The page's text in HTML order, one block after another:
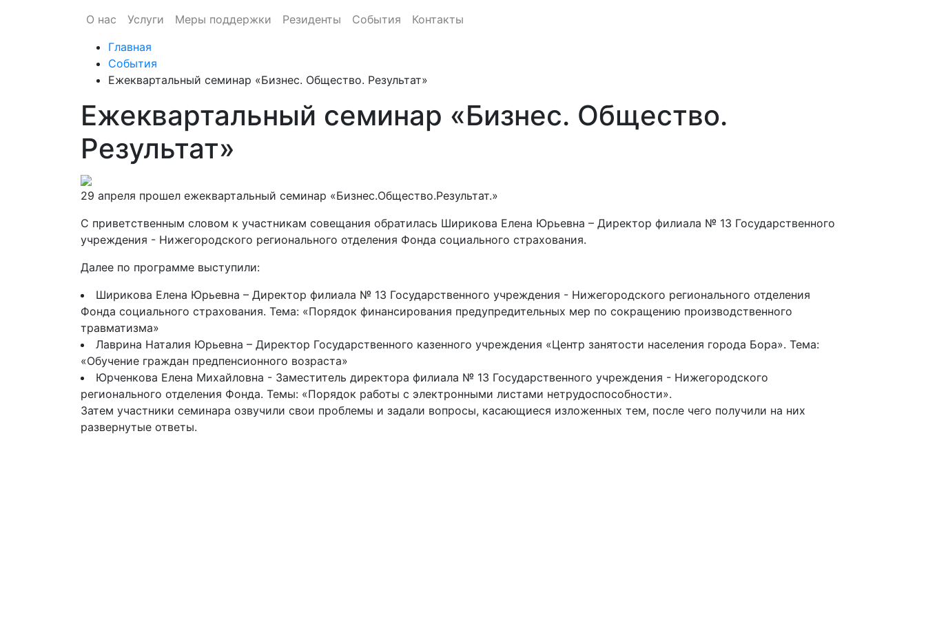
О нас Услуги Меры поддержки Резиденты События
Контакты
Главная
События
Ежеквартальный семинар «Бизнес. Общество. Результат»
Ежеквартальный семинар «Бизнес. Общество.
Результат»
29 апреля прошел ежеквартальный семинар «Бизнес.Общество.Результат.»
С приветственным словом к участникам совещания обратилась Ширикова Елена Юрьевна – Директор филиала № 13 Государственного
учреждения - Нижегородского регионального отделения Фонда социального страхования.
Далее по программе выступили:
Ширикова Елена Юрьевна – Директор филиала № 13 Государственного учреждения - Нижегородского регионального отделения
Фонда социального страхования. Тема: «Порядок финансирования предупредительных мер по сокращению производственного
травматизма»
Лаврина Наталия Юрьевна – Директор Государственного казенного учреждения «Центр занятости населения города Бора». Тема:
«Обучение граждан предпенсионного возраста»
Юрченкова Елена Михайловна - Заместитель директора филиала № 13 Государственного учреждения - Нижегородского
регионального отделения Фонда. Темы: «Порядок работы с электронными листами нетрудоспособности».
Затем участники семинара озвучили свои проблемы и задали вопросы, касающиеся изложенных тем, после чего получили на них
развернутые ответы.